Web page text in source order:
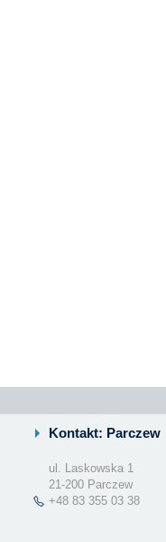
Kontakt: Parczew
ul. Laskowska 1
21-200 Parczew
+48 83 355 03 38